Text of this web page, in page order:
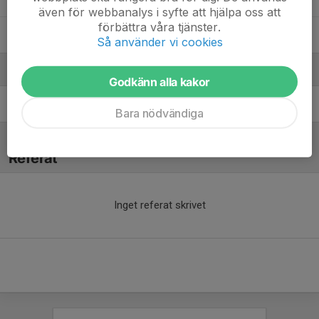
14. Siri Nylén
Ledare
Referat
Inget referat skrivet
även för webbanalys i syfte att hjälpa oss att
förbättra våra tjänster.
Så använder vi cookies
Godkänn alla kakor
Bara nödvändiga